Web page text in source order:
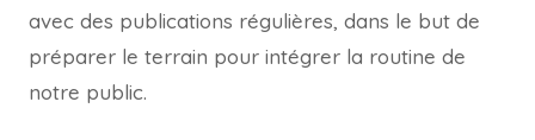
avec des publications régulières, dans le but de
préparer le terrain pour intégrer la routine de
notre public.